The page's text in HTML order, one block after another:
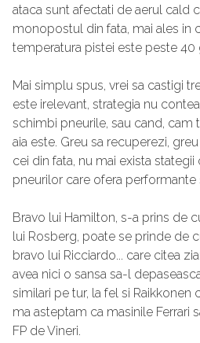
ataca sunt afectati de aerul cald
monopostul din fata, mai ales in
temperatura pistei este peste 40
Mai simplu spus, vrei sa castigi
este irelevant, strategia nu
schimbi pneurile, sau cand, cam
aia este. Greu sa recuperezi,
cei din fata, nu mai exista
pneurilor care ofera performante
Bravo lui Hamilton, s-a prins de
lui Rosberg, poate se prinde de
bravo lui Ricciardo... care citea
avea nici o sansa sa-l
similari pe tur, la fel si Raikkonen
ma asteptam ca masinile Ferrari
FP de Vineri.